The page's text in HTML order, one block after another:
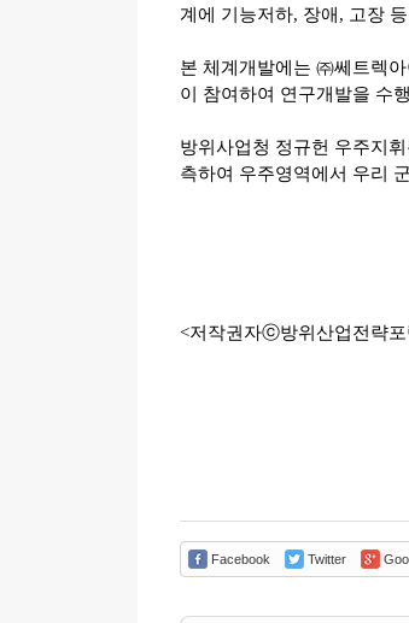
계에 기능저하, 장애, 고장
본 체계개발에는 ㈜쎄트렉
이 참여하여 연구개발을 수
방위사업청 정규헌 우주지
측하여 우주영역에서 우리
<저작권자ⓒ방위산업전략
Facebook Twitter